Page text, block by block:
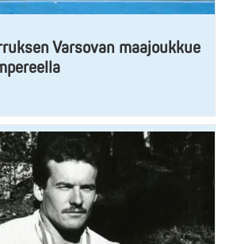
Varsovan maajoukkue